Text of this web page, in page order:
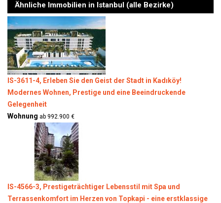
Ähnliche Immobilien in Istanbul (alle Bezirke)
IS-3611-4, Erleben Sie den Geist der Stadt in Kadıköy!
Modernes Wohnen, Prestige und eine Beeindruckende
Gelegenheit
Wohnung ab 992.900 €
IS-4566-3, Prestigeträchtiger Lebensstil mit Spa und
Terrassenkomfort im Herzen von Topkapi - eine erstklassige